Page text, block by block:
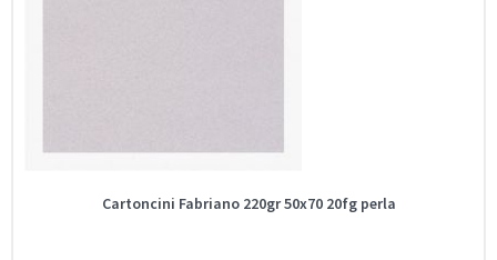
Cartoncini Fabriano 220gr 50x70 20fg perla